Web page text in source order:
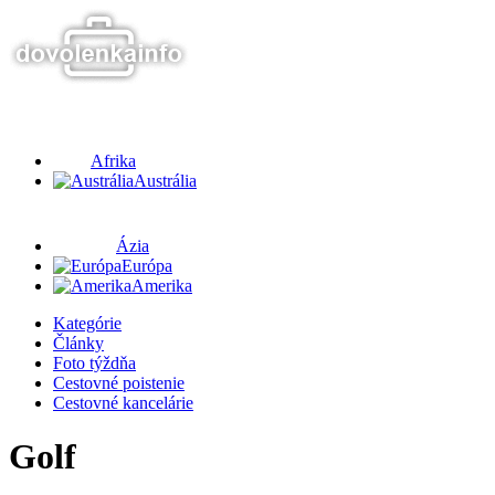
Afrika
Austrália
Ázia
Európa
Amerika
Kategórie
Články
Foto týždňa
Cestovné poistenie
Cestovné kancelárie
Golf